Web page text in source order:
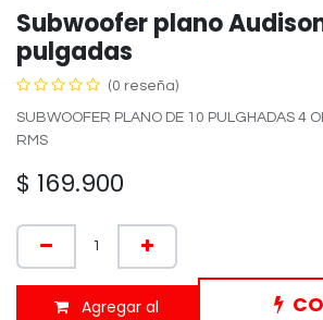
Subwoofer plano
pulgadas
(0 reseña)
SUBWOOFER PLANO DE 10 PULGHADAS 4
RMS
$ 169.900
Agregar al